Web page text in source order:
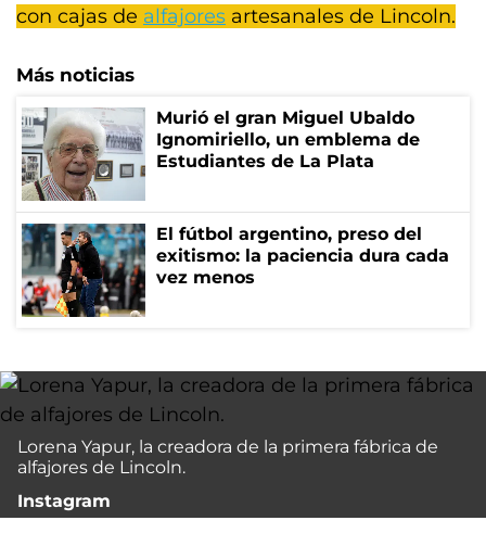
con cajas de alfajores artesanales de Lincoln.
Más noticias
Murió el gran Miguel Ubaldo
Ignomiriello, un emblema de
Estudiantes de La Plata
El fútbol argentino, preso del
exitismo: la paciencia dura cada
vez menos
Lorena Yapur, la creadora de la primera fábrica de
alfajores de Lincoln.
Instagram